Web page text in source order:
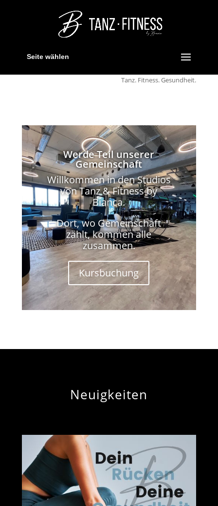
Seite wählen
Tanz. Fitness. Gesundheit.
Werde Teil unserer
Gemeinschaft
Willkommen in den Studios
von Tanz & Fitness by
Bianca.
Dort, wo Gemeinschaft
zählt, kommen alle
zusammen.
Kursbuchung
Neuigkeiten